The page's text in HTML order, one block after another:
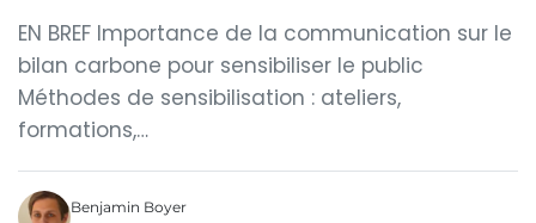
EN BREF Importance de la communication sur le
bilan carbone pour sensibiliser le public
Méthodes de sensibilisation : ateliers,
formations,…
Benjamin Boyer